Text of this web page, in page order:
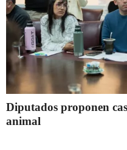
Diputados proponen
animal